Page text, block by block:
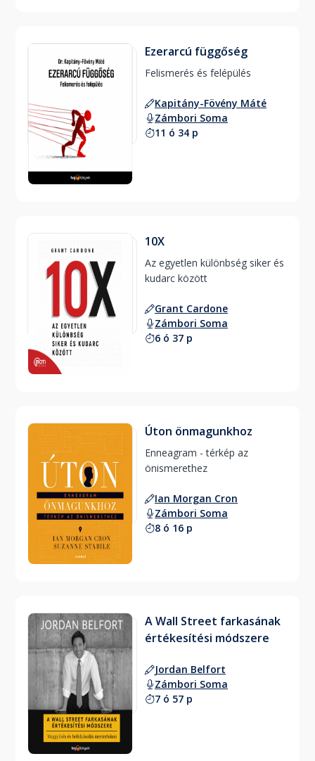
Ezerarcú függőség
Kapitány-Fövény Máté
Zámbori Soma
11 ó 34 p
10X
Az egyetlen különbség siker és
Grant Cardone
Zámbori Soma
6 ó 37 p
Úton önmagunkhoz
Enneagram - térkép az
Ian Morgan Cron
Zámbori Soma
8 ó 16 p
A Wall Street farkasának
értékesítési módszere
Jordan Belfort
Zámbori Soma
7 ó 57 p